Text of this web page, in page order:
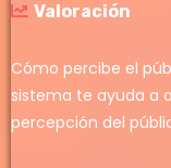
Valoración
Cómo percibe el
sistema te ayuda a
percepción del